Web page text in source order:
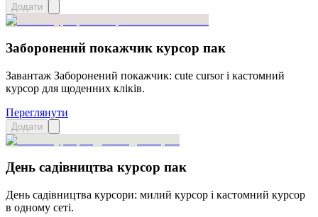
Додати
Заборонений покажчик курсор пак
Завантаж Заборонений покажчик: cute cursor і кастомний
курсор для щоденних кліків.
Переглянути
Додати
День садівництва курсор пак
День садівництва курсори: милий курсор і кастомний курсор
в одному сеті.